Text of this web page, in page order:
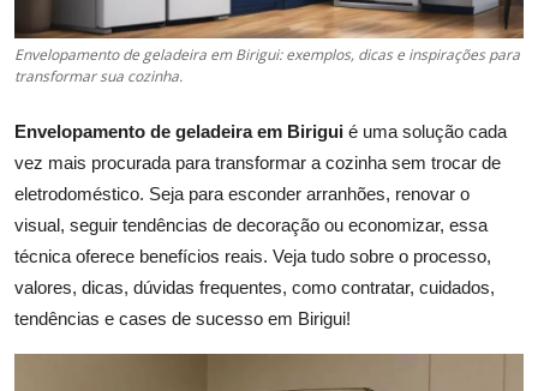
Envelopamento de geladeira em Birigui: exemplos, dicas e inspirações para
transformar sua cozinha.
Envelopamento de geladeira em Birigui é uma solução cada
vez mais procurada para transformar a cozinha sem trocar de
eletrodoméstico. Seja para esconder arranhões, renovar o
visual, seguir tendências de decoração ou economizar, essa
técnica oferece benefícios reais. Veja tudo sobre o processo,
valores, dicas, dúvidas frequentes, como contratar, cuidados,
tendências e cases de sucesso em Birigui!